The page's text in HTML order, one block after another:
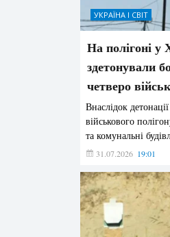
УКРАЇНА І СВІТ
На полігоні
здетонували
четверо
Внаслідок
військового
та комунальні
31.07.2026 19:01